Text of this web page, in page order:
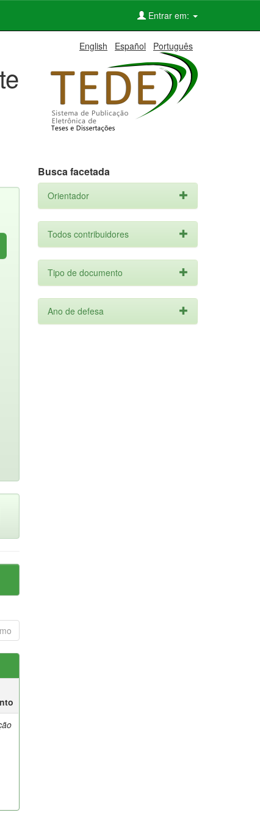
Entrar em:
English Español Português
Busca facetada
Orientador
Todos contribuidores
Tipo de documento
Ano de defesa